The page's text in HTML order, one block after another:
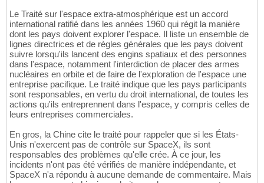
Le Traité sur l'espace extra-atmosphérique est un accord
international ratifié dans les années 1960 qui régit la manière
dont les pays doivent explorer l'espace. Il liste un ensemble de
lignes directrices et de règles générales que les pays doivent
suivre lorsqu'ils lancent des engins spatiaux et des personnes
dans l'espace, notamment l'interdiction de placer des armes
nucléaires en orbite et de faire de l'exploration de l'espace une
entreprise pacifique. Le traité indique que les pays participants
sont responsables, en vertu du droit international, de toutes les
actions qu'ils entreprennent dans l'espace, y compris celles de
leurs entreprises commerciales.
En gros, la Chine cite le traité pour rappeler que si les États-
Unis n'exercent pas de contrôle sur SpaceX, ils sont
responsables des problèmes qu'elle crée. À ce jour, les
incidents n'ont pas été vérifiés de manière indépendante, et
SpaceX n'a répondu à aucune demande de commentaire. Mais